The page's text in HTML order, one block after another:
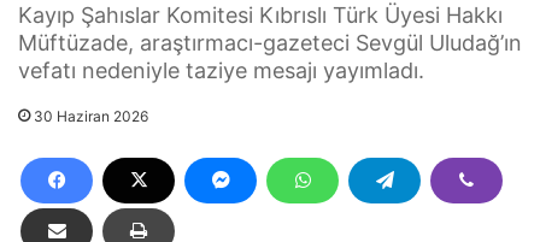
Kayıp Şahıslar Komitesi Kıbrıslı Türk Üyesi Hakkı
Müftüzade, araştırmacı-gazeteci Sevgül Uludağ’ın
vefatı nedeniyle taziye mesajı yayımladı.
30 Haziran 2026